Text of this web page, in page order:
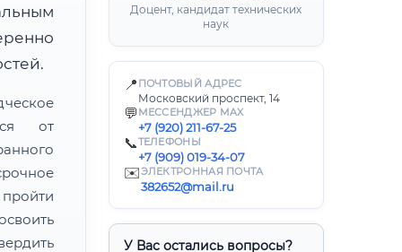
Доцент, кандидат технических
наук
📍 ПОЧТОВЫЙ АДРЕС
Московский проспект, 14
💬 МЕССЕНДЖЕР MAX
+7 (920) 211-67-25
📞ТЕЛЕФОНЫ
+7 (909) 019-34-07
✉️ЭЛЕКТРОННАЯ ПОЧТА
382652@mail.ru
У Вас остались вопросы?
от